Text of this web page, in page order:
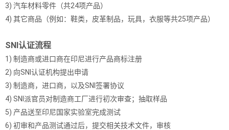
3) 汽车材料零件（共24项产品）
4) 其它商品（例如：鞋类，皮革制品，玩具，衣服等共25项产品）
SNI认证流程
1) 制造商或进口商在印尼进行产品商标注册
2) 向SNI认证机构提出申请
3) 制造商，进口商，以及SNI签署协议
4) SNI派官员对制造商工厂进行初次审查；抽取样品
5) 产品送至印尼国家实验室完成测试
6) 初审和产品测试通过后，提交相关技术文件，审核